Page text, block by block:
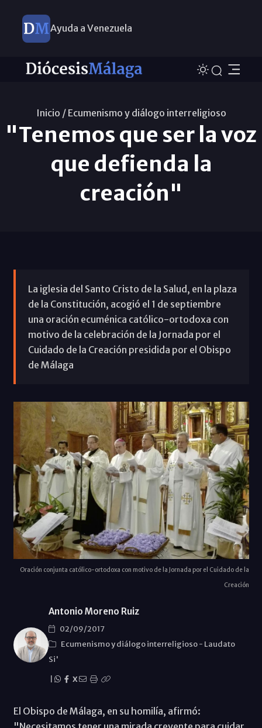
Ayuda a Venezuela
Inicio / Ecumenismo y diálogo interreligioso
"Tenemos que ser la voz
que defienda la
creación"
La iglesia del Santo Cristo de la Salud, en la plaza
de la Constitución, acogió el 1 de septiembre
una oración ecuménica católico-ortodoxa con
motivo de la celebración de la Jornada por el
Cuidado de la Creación presidida por el Obispo
de Málaga
Oración conjunta católico-ortodoxa con motivo de la Jornada por el Cuidado de la
Creación
Antonio Moreno Ruiz
02/09/2017
Ecumenismo y diálogo interreligioso- Laudato
Si'
X
El Obispo de Málaga, en su homilía, afirmó: